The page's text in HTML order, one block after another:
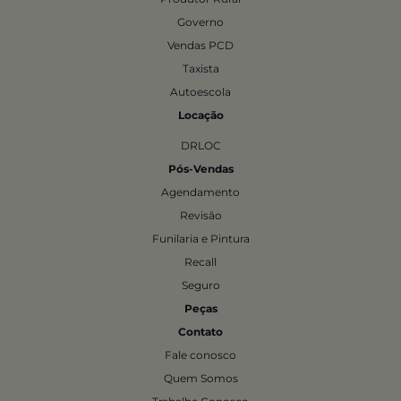
Governo
Vendas PCD
Taxista
Autoescola
Locação
DRLOC
Pós-Vendas
Agendamento
Revisão
Funilaria e Pintura
Recall
Seguro
Peças
Contato
Fale conosco
Quem Somos